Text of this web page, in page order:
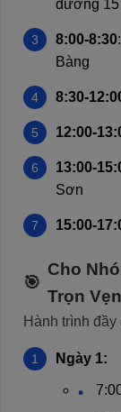
đường 15
8:00-8:30
Bàng
8:30-
12:00-
13:00-
Sơn
15:00-
Cho
Trọn Vẹn
Hành trình
Ngày 1: